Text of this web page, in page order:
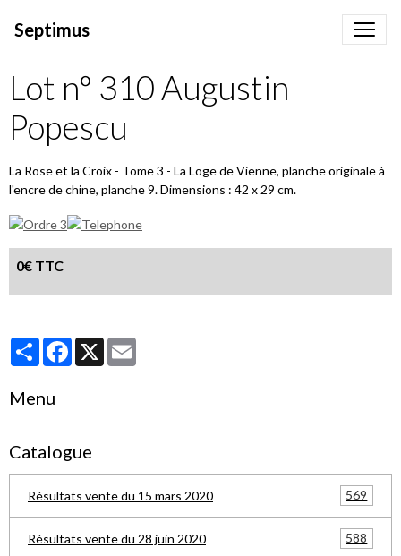
Septimus
Lot n° 310 Augustin
Popescu
La Rose et la Croix - Tome 3 - La Loge de Vienne, planche originale à
l'encre de chine, planche 9. Dimensions : 42 x 29 cm.
0€ TTC
PartagerFacebook
X
Menu
Catalogue
Résultats vente du 15 mars 2020 569
Résultats vente du 28 juin 2020 588